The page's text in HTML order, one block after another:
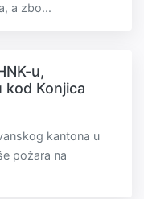
a zbo...
u,
Konjica
kantona u
požara na